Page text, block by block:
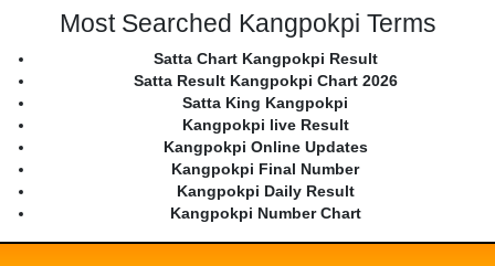
Most Searched Kangpokpi Terms
Satta Chart Kangpokpi Result
Satta Result Kangpokpi Chart 2026
Satta King Kangpokpi
Kangpokpi live Result
Kangpokpi Online Updates
Kangpokpi Final Number
Kangpokpi Daily Result
Kangpokpi Number Chart